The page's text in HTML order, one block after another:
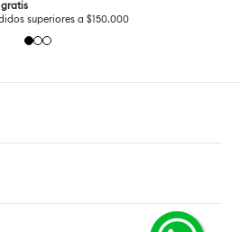
gratis
superiores a $150.000